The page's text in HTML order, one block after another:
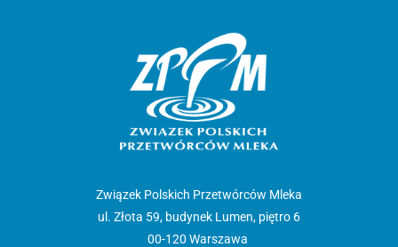
Związek Polskich Przetwórców Mleka
ul. Złota 59, budynek Lumen, piętro 6
00-120 Warszawa